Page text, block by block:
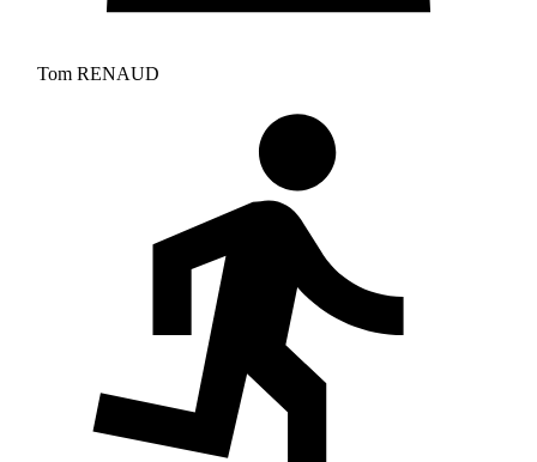
Tom RENAUD